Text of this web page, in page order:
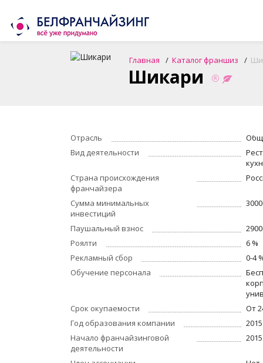
Главная Каталог франшиз
Шикари
Отрасль
Вид деятельности
Страна происхождения
франчайзера
Сумма минимальных
инвестиций
Паушальный взнос
Роялти
6 %
Рекламный сбор
0-4
Обучение персонала
Срок окупаемости
От
Год образования компании
2015
Начало франчайзинговой
деятельности
2015